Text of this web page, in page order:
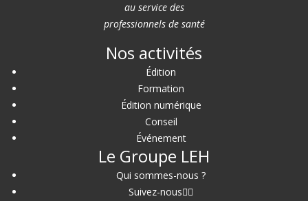
au service des
professionnels de santé
Nos activités
Édition
Formation
Édition numérique
Conseil
Événement
Le Groupe LEH
Qui sommes-nous ?
Suivez-nous